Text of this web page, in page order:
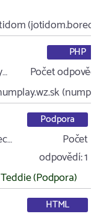
(jotidom.borec…
PHP
Počet odpovědí:
Podpora
Počet
odpovědí:1
Teddie (Podpora)
HTML